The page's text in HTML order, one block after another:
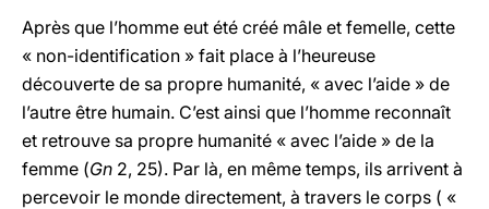
Après que l’homme eut été créé mâle et femelle, cette
« non-identification » fait place à l’heureuse
découverte de sa propre humanité, « avec l’aide » de
l’autre être humain. C’est ainsi que l’homme reconnaît
et retrouve sa propre humanité « avec l’aide » de la
femme (Gn 2, 25). Par là, en même temps, ils arrivent à
percevoir le monde directement, à travers le corps ( «